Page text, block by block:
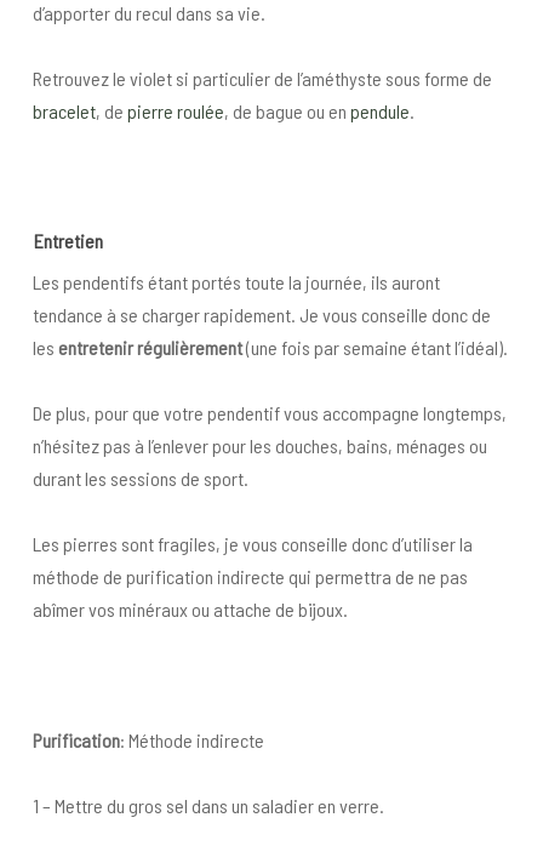
d’apporter du recul dans sa vie.
Retrouvez le violet si particulier de l’améthyste sous forme de
bracelet, de pierre roulée, de bague ou en pendule.
Entretien
Les pendentifs étant portés toute la journée, ils auront
tendance à se charger rapidement. Je vous conseille donc de
les entretenir régulièrement(une fois par semaine étant l’idéal).
De plus, pour que votre pendentif vous accompagne longtemps,
n’hésitez pas à l’enlever pour les douches, bains, ménages ou
durant les sessions de sport.
Les pierres sont fragiles, je vous conseille donc d’utiliser la
méthode de purification indirecte qui permettra de ne pas
abîmer vos minéraux ou attache de bijoux.
Purification: Méthode indirecte
1 – Mettre du gros sel dans un saladier en verre.